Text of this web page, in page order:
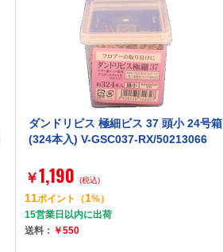
ダンドリビス 極細ビス 37 頭小 24号箱
(324本入) V-GSC037-RX/50213066
￥1,190 (税込)
11ポイント （1%）
15営業日以内に出荷
送料： ￥550